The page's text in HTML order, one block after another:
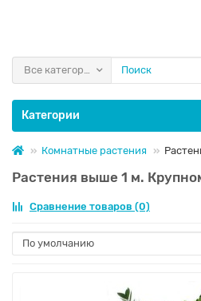
Все категории
Категории
Комнатные растения
Растения выше 1 м.
Сравнение товаров (0)